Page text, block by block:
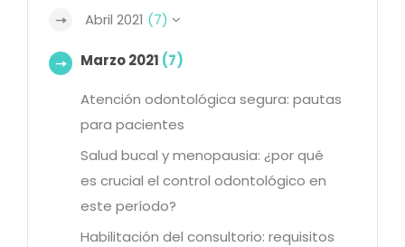
Abril 2021 (7)
Marzo 2021 (7)
Atención odontológica segura: pautas
para pacientes
Salud bucal y menopausia: ¿por qué
es crucial el control odontológico en
este período?
Habilitación del consultorio: requisitos